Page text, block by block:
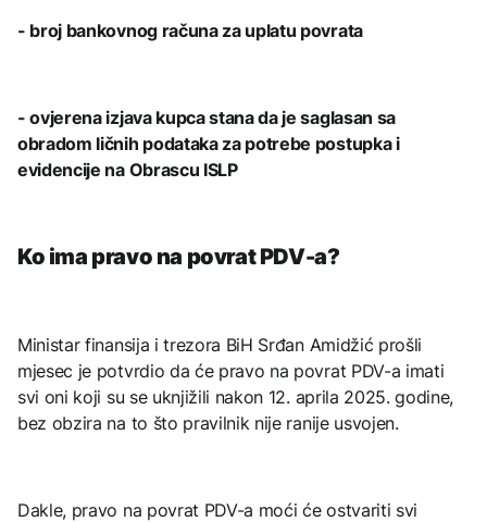
- broj bankovnog računa za uplatu povrata
- ovjerena izjava kupca stana da je saglasan sa
obradom ličnih podataka za potrebe postupka i
evidencije na Obrascu ISLP
Ko ima pravo na povrat PDV-a?
Ministar finansija i trezora BiH Srđan Amidžić prošli
mjesec je potvrdio da će pravo na povrat PDV-a imati
svi oni koji su se uknjižili nakon 12. aprila 2025. godine,
bez obzira na to što pravilnik nije ranije usvojen.
Dakle, pravo na povrat PDV-a moći će ostvariti svi